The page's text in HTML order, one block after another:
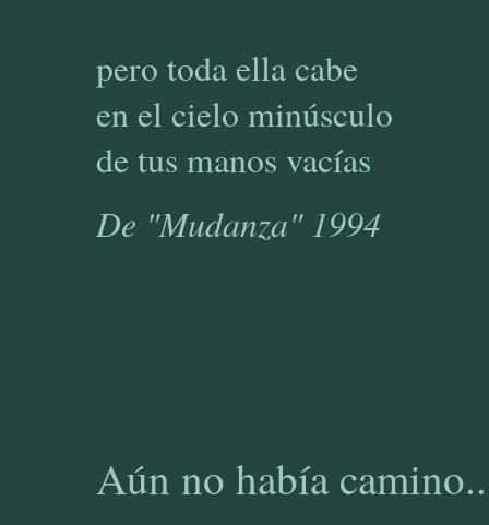
pero toda ella cabe
en el cielo minúsculo
de tus manos vacías
De "Mudanza" 1994
Aún no había